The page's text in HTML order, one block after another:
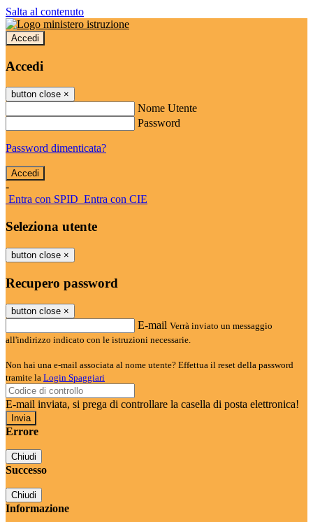
Salta al contenuto
Accedi
Accedi
button close ×
Nome Utente
Password
Password dimenticata?
-
Entra con SPID Entra con CIE
Seleziona utente
button close ×
Recupero password
button close ×
E-mail Verrà inviato un messaggio
all'indirizzo indicato con le istruzioni necessarie.
Non hai una e-mail associata al nome utente? Effettua il reset della password
tramite la Login Spaggiari
E-mail inviata, si prega di controllare la casella di posta elettronica!
Errore
Chiudi
Successo
Chiudi
Informazione